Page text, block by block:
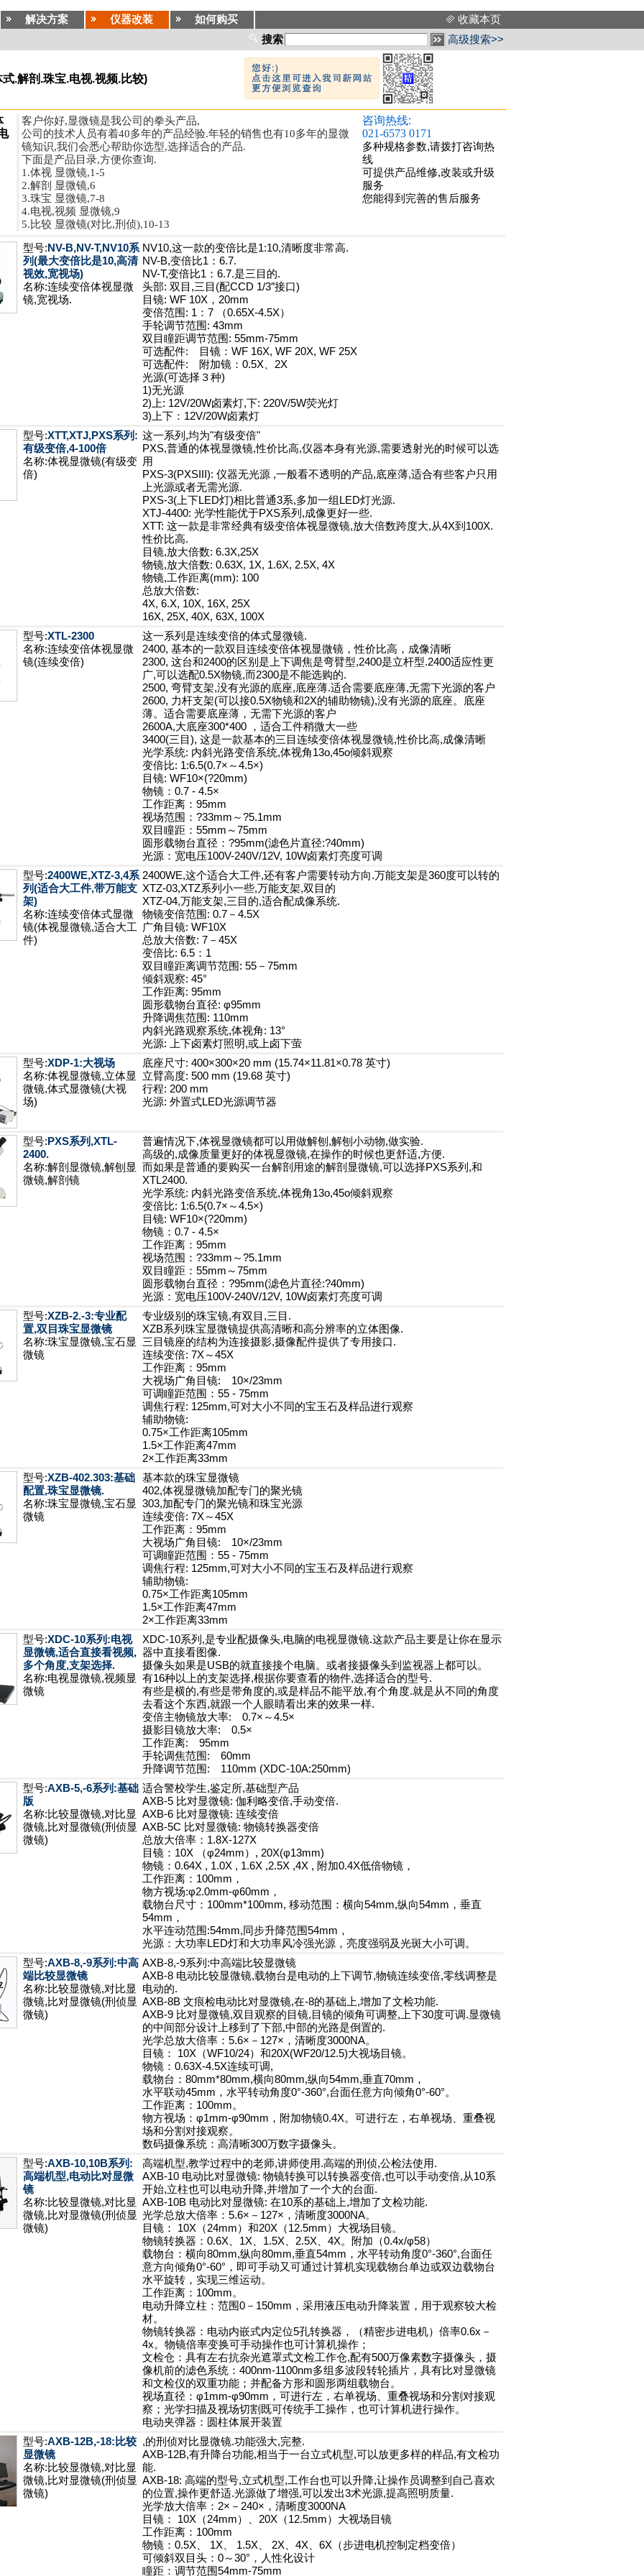
解决方案 仪器改装 如何购买
收藏本页
搜索
高级搜索>>
.解剖.珠宝.电视.视频.比较)
客户你好,显微镜是我公司的拳头产品,
公司的技术人员有着40多年的产品经验.年轻的销售也有10多年的显微
镜知识,我们会悉心帮助你选型,选择适合的产品.
下面是产品目录,方便你查询.
1.体视 显微镜,1-5
2.解剖 显微镜,6
3.珠宝 显微镜,7-8
4.电视,视频 显微镜,9
5.比较 显微镜(对比,刑侦),10-13
咨询热线:
021-6573 0171
多种规格参数,请拨打咨询热
线
可提供产品维修,改装或升级
服务
您能得到完善的售后服务
型号:NV-B,NV-T,NV10系
列(最大变倍比是10,高清
视效,宽视场)
名称:连续变倍体视显微
镜,宽视场.
NV10,这一款的变倍比是1:10,清晰度非常高.
NV-B,变倍比1：6.7.
NV-T,变倍比1：6.7.是三目的.
头部: 双目,三目(配CCD 1/3″接口)
目镜: WF 10X，20mm
变倍范围: 1：7 （0.65X-4.5X）
手轮调节范围: 43mm
双目瞳距调节范围: 55mm-75mm
可选配件: 目镜：WF 16X, WF 20X, WF 25X
可选配件: 附加镜：0.5X、2X
光源(可选择３种)
1)无光源
2)上: 12V/20W卤素灯,下: 220V/5W荧光灯
3)上下：12V/20W卤素灯
型号:XTT,XTJ,PXS系列:
有级变倍,4-100倍
名称:体视显微镜(有级变
倍)
这一系列,均为"有级变倍"
PXS,普通的体视显微镜,性价比高,仪器本身有光源,需要透射光的时候可以选
用
PXS-3(PXSIII): 仪器无光源 ,一般看不透明的产品,底座薄,适合有些客户只用
上光源或者无需光源.
PXS-3(上下LED灯)相比普通3系,多加一组LED灯光源.
XTJ-4400: 光学性能优于PXS系列,成像更好一些.
XTT: 这一款是非常经典有级变倍体视显微镜,放大倍数跨度大,从4X到100X.
性价比高.
目镜,放大倍数: 6.3X,25X
物镜,放大倍数: 0.63X, 1X, 1.6X, 2.5X, 4X
物镜,工作距离(mm): 100
总放大倍数:
4X, 6.X, 10X, 16X, 25X
16X, 25X, 40X, 63X, 100X
型号:XTL-2300
名称:连续变倍体视显微
镜(连续变倍)
这一系列是连续变倍的体式显微镜.
2400, 基本的一款双目连续变倍体视显微镜，性价比高，成像清晰
2300, 这台和2400的区别是上下调焦是弯臂型,2400是立杆型.2400适应性更
广,可以选配0.5X物镜,而2300是不能选购的.
2500, 弯臂支架,没有光源的底座,底座薄.适合需要底座薄,无需下光源的客户
2600, 力杆支架(可以接0.5X物镜和2X的辅助物镜),没有光源的底座。底座
薄。适合需要底座薄，无需下光源的客户
2600A,大底座300*400 ，适合工件稍微大一些
3400(三目), 这是一款基本的三目连续变倍体视显微镜,性价比高,成像清晰
光学系统: 内斜光路变倍系统,体视角13o,45o倾斜观察
变倍比: 1:6.5(0.7×～4.5×)
目镜: WF10×(?20mm)
物镜：0.7 - 4.5×
工作距离：95mm
视场范围：?33mm～?5.1mm
双目瞳距：55mm～75mm
圆形载物台直径：?95mm(滤色片直径:?40mm)
光源：宽电压100V-240V/12V, 10W卤素灯亮度可调
型号:2400WE,XTZ-3,4系
列(适合大工件,带万能支
架)
名称:连续变倍体式显微
镜(体视显微镜,适合大工
件)
2400WE,这个适合大工件,还有客户需要转动方向.万能支架是360度可以转的
XTZ-03,XTZ系列小一些,万能支架,双目的
XTZ-04,万能支架,三目的,适合配成像系统.
物镜变倍范围: 0.7－4.5X
广角目镜: WF10X
总放大倍数: 7－45X
变倍比: 6.5：1
双目瞳距离调节范围: 55－75mm
倾斜观察: 45°
工作距离: 95mm
圆形载物台直径: φ95mm
升降调焦范围: 110mm
内斜光路观察系统,体视角: 13°
光源: 上下卤素灯照明,或上卤下萤
型号:XDP-1:大视场
名称:体视显微镜,立体显
微镜,体式显微镜(大视
场)
底座尺寸: 400×300×20 mm (15.74×11.81×0.78 英寸)
立臂高度: 500 mm (19.68 英寸)
行程: 200 mm
光源: 外置式LED光源调节器
型号: PXS系列,XTL-
2400.
名称:解剖显微镜,解刨显
微镜,解剖镜
普遍情况下,体视显微镜都可以用做解刨,解刨小动物,做实验.
高级的,成像质量更好的体视显微镜,在操作的时候也更舒适,方便.
而如果是普通的要购买一台解剖用途的解剖显微镜,可以选择PXS系列,和
XTL2400.
光学系统: 内斜光路变倍系统,体视角13o,45o倾斜观察
变倍比: 1:6.5(0.7×～4.5×)
目镜: WF10×(?20mm)
物镜：0.7 - 4.5×
工作距离：95mm
视场范围：?33mm～?5.1mm
双目瞳距：55mm～75mm
圆形载物台直径：?95mm(滤色片直径:?40mm)
光源：宽电压100V-240V/12V, 10W卤素灯亮度可调
型号:XZB-2.-3:专业配
置,双目珠宝显微镜
名称:珠宝显微镜,宝石显
微镜
专业级别的珠宝镜,有双目,三目.
XZB系列珠宝显微镜提供高清晰和高分辨率的立体图像.
三目镜座的结构为连接摄影,摄像配件提供了专用接口.
连续变倍: 7X～45X
工作距离：95mm
大视场广角目镜: 10×/23mm
可调瞳距范围：55 - 75mm
调焦行程: 125mm,可对大小不同的宝玉石及样品进行观察
辅助物镜:
0.75×工作距离105mm
1.5×工作距离47mm
2×工作距离33mm
型号:XZB-402.303:基础
配置,珠宝显微镜.
名称:珠宝显微镜,宝石显
微镜
基本款的珠宝显微镜
402,体视显微镜加配专门的聚光镜
303,加配专门的聚光镜和珠宝光源
连续变倍: 7X～45X
工作距离：95mm
大视场广角目镜: 10×/23mm
可调瞳距范围：55 - 75mm
调焦行程: 125mm,可对大小不同的宝玉石及样品进行观察
辅助物镜:
0.75×工作距离105mm
1.5×工作距离47mm
2×工作距离33mm
型号:XDC-10系列:电视
显微镜,适合直接看视频,
多个角度,支架选择.
名称:电视显微镜,视频显
微镜
XDC-10系列,是专业配摄像头,电脑的电视显微镜.这款产品主要是让你在显示
器中直接看图像.
摄像头如果是USB的就直接接个电脑。或者接摄像头到监视器上都可以。
有16种以上的支架选择,根据你要查看的物件,选择适合的型号.
有些是横的,有些是带角度的,或是样品不能平放,有个角度.就是从不同的角度
去看这个东西,就跟一个人眼睛看出来的效果一样.
变倍主物镜放大率: 0.7×～4.5×
摄影目镜放大率: 0.5×
工作距离: 95mm
手轮调焦范围: 60mm
升降调节范围: 110mm (XDC-10A:250mm)
型号:AXB-5,-6系列:基础
版
名称:比较显微镜,对比显
微镜,比对显微镜(刑侦显
微镜)
适合警校学生,鉴定所,基础型产品
AXB-5 比对显微镜: 伽利略变倍,手动变倍.
AXB-6 比对显微镜: 连续变倍
AXB-5C 比对显微镜: 物镜转换器变倍
总放大倍率：1.8X-127X
目镜：10X （φ24mm）, 20X(φ13mm)
物镜：0.64X , 1.0X , 1.6X ,2.5X ,4X , 附加0.4X低倍物镜，
工作距离：100mm，
物方视场:φ2.0mm-φ60mm，
载物台尺寸：100mm*100mm, 移动范围：横向54mm,纵向54mm，垂直
54mm，
水平连动范围:54mm,同步升降范围54mm，
光源：大功率LED灯和大功率风冷强光源，亮度强弱及光斑大小可调。
型号:AXB-8,-9系列:中高
端比较显微镜
名称:比较显微镜,对比显
微镜,比对显微镜(刑侦显
微镜)
AXB-8,-9系列:中高端比较显微镜
AXB-8 电动比较显微镜,载物台是电动的上下调节,物镜连续变倍,零线调整是
电动的.
AXB-8B 文痕检电动比对显微镜,在-8的基础上,增加了文检功能.
AXB-9 比对显微镜,双目观察的目镜,目镜的倾角可调整,上下30度可调.显微镜
的中间部分设计上移到了下部,中部的光路是倒置的.
光学总放大倍率：5.6×－127×，清晰度3000NA。
目镜： 10X（WF10/24）和20X(WF20/12.5)大视场目镜。
物镜：0.63X-4.5X连续可调,
载物台：80mm*80mm,横向80mm,纵向54mm,垂直70mm，
水平联动45mm，水平转动角度0°-360°,台面任意方向倾角0°-60°。
工作距离：100mm。
物方视场：φ1mm-φ90mm，附加物镜0.4X。可进行左，右单视场、重叠视
场和分割对接观察。
数码摄像系统：高清晰300万数字摄像头。
型号:AXB-10,10B系列:
高端机型,电动比对显微
镜
名称:比较显微镜,对比显
微镜,比对显微镜(刑侦显
微镜)
高端机型,教学过程中的老师,讲师使用.高端的刑侦,公检法使用.
AXB-10 电动比对显微镜: 物镜转换可以转换器变倍,也可以手动变倍,从10系
开始,立柱也可以电动升降,并增加了一个大的台面.
AXB-10B 电动比对显微镜: 在10系的基础上,增加了文检功能.
光学总放大倍率：5.6×－127×，清晰度3000NA。
目镜： 10X（24mm）和20X（12.5mm）大视场目镜。
物镜转换器：0.6X、1X、1.5X、2.5X、4X。附加（0.4x/φ58）
载物台：横向80mm,纵向80mm,垂直54mm，水平转动角度0°-360°,台面任
意方向倾角0°-60°，即可手动又可通过计算机实现载物台单边或双边载物台
水平旋转，实现三维运动。
工作距离：100mm。
电动升降立柱：范围0－150mm，采用液压电动升降装置，用于观察较大检
材。
物镜转换器：电动内嵌式内定位5孔转换器，（精密步进电机）倍率0.6x－
4x。物镜倍率变换可手动操作也可计算机操作；
文检仓：具有左右抗杂光遮罩式文检工作仓,配有500万像素数字摄像头，摄
像机前的滤色系统：400nm-1100nm多组多波段转轮插片，具有比对显微镜
和文检仪的双重功能；并配备方形和圆形两组载物台。
视场直径：φ1mm-φ90mm，可进行左，右单视场、重叠视场和分割对接观
察；光学扫描及视场切割既可传统手工操作，也可计算机进行操作。
电动夹弹器：圆柱体展开装置
型号:AXB-12B,-18:比较
显微镜
名称:比较显微镜,对比显
微镜,比对显微镜(刑侦显
微镜)
,的刑侦对比显微镜.功能强大,完整.
AXB-12B,有升降台功能,相当于一台立式机型,可以放更多样的样品,有文检功
能.
AXB-18: 高端的型号,立式机型,工作台也可以升降,让操作员调整到自己喜欢
的位置,操作更舒适.光源做了增强,可以发出3术光源,提高照明质量.
光学放大倍率：2×－240×，清晰度3000NA
目镜： 10X（24mm）、20X（12.5mm）大视场目镜
工作距离：100mm
物镜：0.5X、 1X、 1.5X、 2X、4X、6X（步进电机控制定档变倍）
可倾斜双目头：0～30°，人性化设计
瞳距：调节范围54mm-75mm